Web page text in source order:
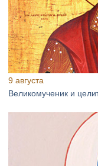
9 августа
Великомученик и